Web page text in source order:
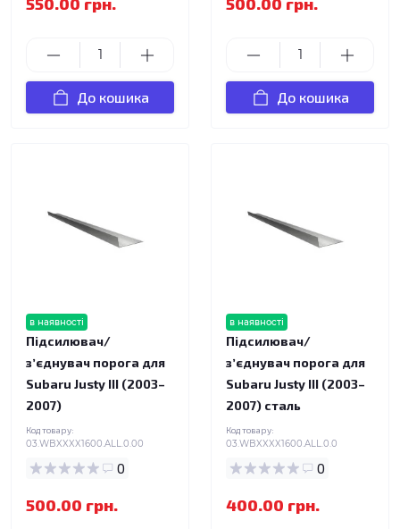
До кошика До кошика
в наявності
Підсилювач/
зʼєднувач порога для
Subaru Justy III (2003–
2007)
Код товару:
03.WBXXXX1600.ALL.0.00
0
500.00 грн.
в наявності
Підсилювач/
зʼєднувач порога для
Subaru Justy III (2003–
2007) сталь
Код товару:
03.WBXXXX1600.ALL.0.0
0
400.00 грн.